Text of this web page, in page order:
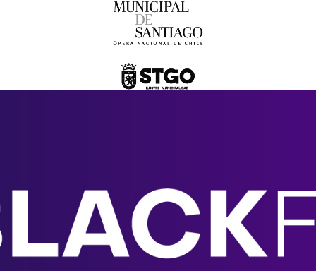
29 de agosto de 2026
sábado